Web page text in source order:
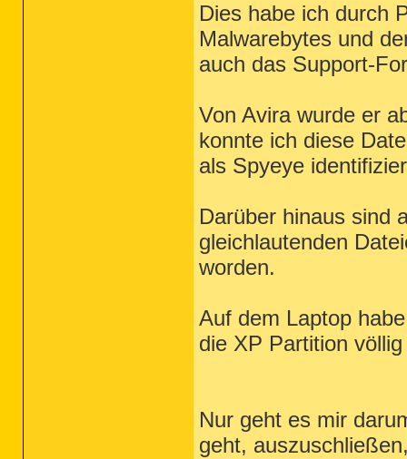
Dies habe ich durch
Malwarebytes und
auch das Support-
Von Avira wurde er
konnte ich diese
als Spyeye
Darüber hinaus sind
gleichlautenden
worden.
Auf dem Laptop
die XP Partition
Nur geht es mir
geht,